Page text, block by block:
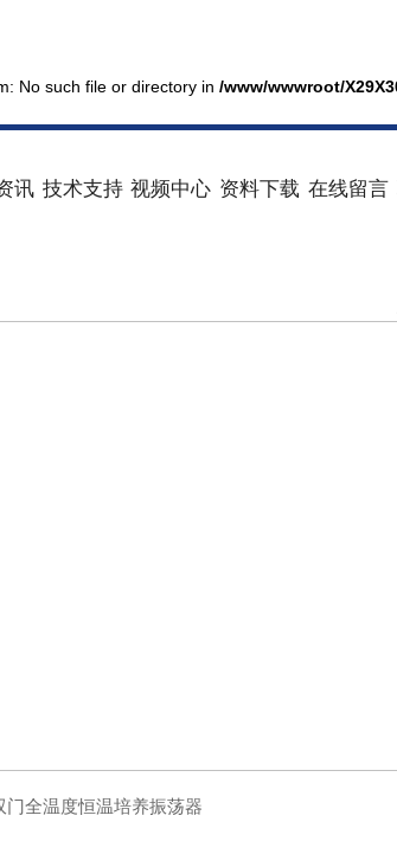
No such file or directory in /www/wwwroot/
讯 技术支持 视频中心 资料下载 在线留言
门全温度恒温培养振荡器